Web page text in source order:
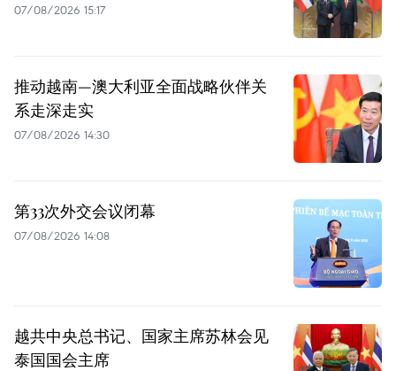
07/08/2026 15:17
推动越南—澳大利亚全面战略伙伴关
系走深走实
07/08/2026 14:30
第33次外交会议闭幕
07/08/2026 14:08
越共中央总书记、国家主席苏林会见
泰国国会主席